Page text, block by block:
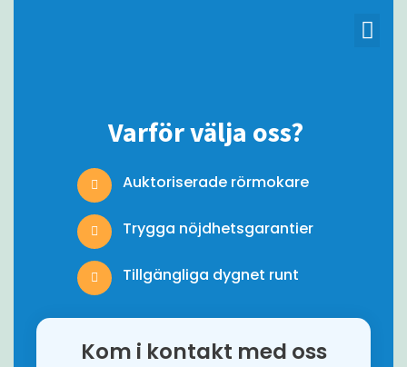
Kontakta oss
Varför välja oss?
Auktoriserade rörmokare
Trygga nöjdhetsgarantier
Tillgängliga dygnet runt
Kom i kontakt med oss